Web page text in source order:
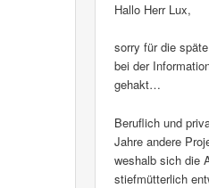
Hallo Herr Lux,
sorry für die
bei der
gehakt…
Beruflich und
Jahre andere
weshalb sich die
stiefmütterlich